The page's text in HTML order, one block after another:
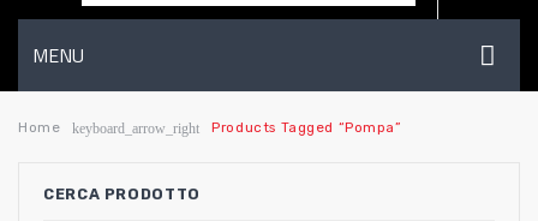
MENU
HOME
Home keyboard_arrow_right Products Tagged “pompa”
CERCA PRODOTTO